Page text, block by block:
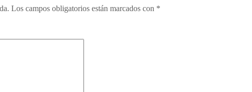
Los campos obligatorios están marcados con *